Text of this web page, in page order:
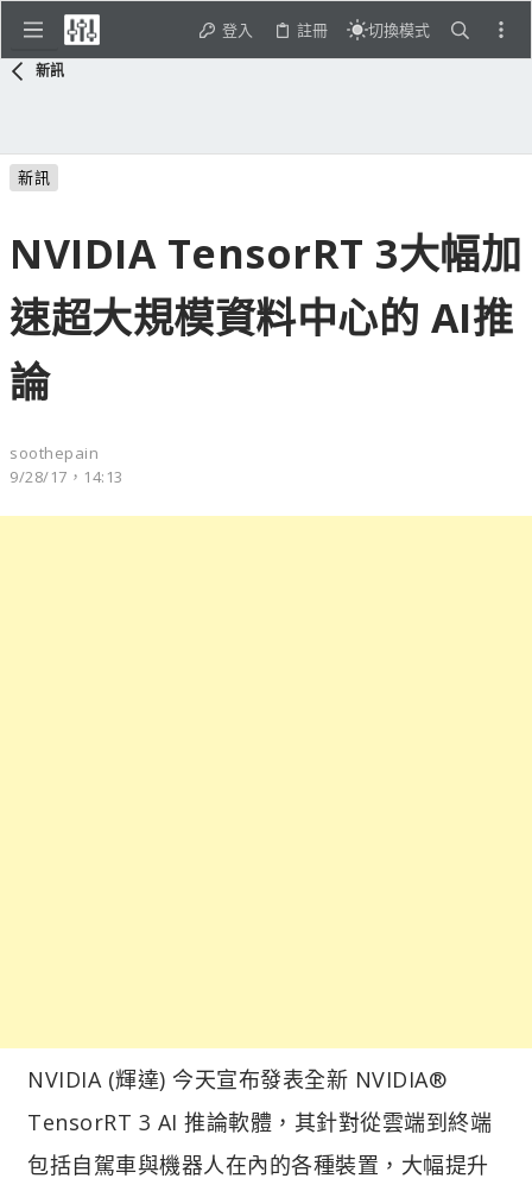
登入 註冊 切換模式
新訊
新訊
NVIDIA TensorRT 3大幅加
速超大規模資料中心的 AI推
論
soothepain
9/28/17，14:13
NVIDIA (輝達) 今天宣布發表全新 NVIDIA®
TensorRT 3 AI 推論軟體，其針對從雲端到終端
包括自駕車與機器人在內的各種裝置，大幅提升